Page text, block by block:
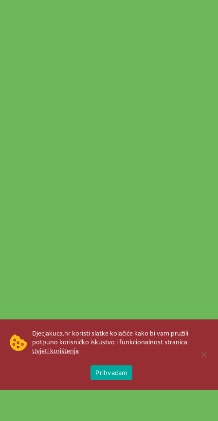
Djecjakuca.hr koristi slatke kolačiće kako bi vam pružili
potpuno korisničko iskustvo i funkcionalnost stranica.
Uvjeti korištenja
Prihvaćam